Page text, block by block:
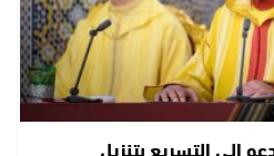
إلى التسريع بتنزيل